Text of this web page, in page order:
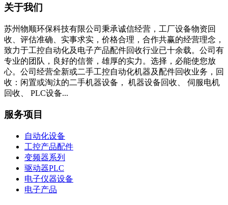
关于我们
苏州物顺环保科技有限公司秉承诚信经营，工厂设备物资回
收、评估准确、实事求实，价格合理，合作共赢的经营理念，
致力于工控自动化及电子产品配件回收行业已十余载。公司有
专业的团队，良好的信誉，雄厚的实力。选择，必能使您放
心。公司经营全新或二手工控自动化机器及配件回收业务，回
收：闲置或淘汰的二手机器设备， 机器设备回收、 伺服电机
回收、 PLC设备...
服务项目
自动化设备
工控产品配件
变频器系列
驱动器PLC
电子仪器设备
电子产品